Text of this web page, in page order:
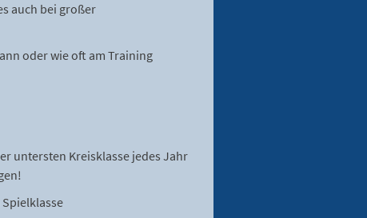
auch bei großer
oder wie oft am Training
untersten Kreisklasse jedes Jahr